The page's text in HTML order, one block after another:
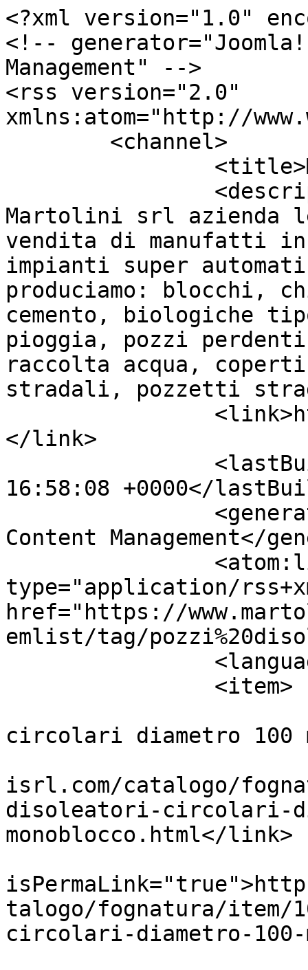
<?xml version="1.0"
<!--
Management" -->
<rss version="2.0"
xmlns:atom="http://
Martolini srl azienda
vendita di manufatti in
impianti super
produciamo: blocchi,
cemento, biologiche
pioggia, pozzi
raccolta acqua,
stradali, pozzetti
</link>
16:58:08 +0000</
Content Management</
type="application/
href="https://
emlist/tag/
circolari diametro 100
isrl.com/catalogo/
disoleatori-circolari-
monoblocco.html</link>
talogo/fognatura/item/
circolari-diametro-100-